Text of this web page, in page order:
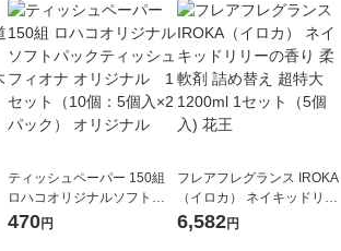
ティッシュペーパー 150組
ロハコオリジナルソフトパ
ックティッシュ フィオナ オ
470円
フレアフレグランス IROKA
（イロカ） ネイキッドリリ
ーの香り 柔軟剤 詰め替え 超
6,582円